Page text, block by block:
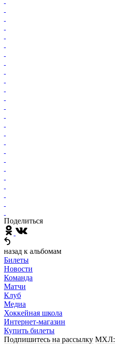
Поделиться
назад к альбомам
Билеты
Новости
Команда
Матчи
Клуб
Медиа
Хоккейная школа
Интернет-магазин
Купить билеты
Подпишитесь на рассылку МХЛ: